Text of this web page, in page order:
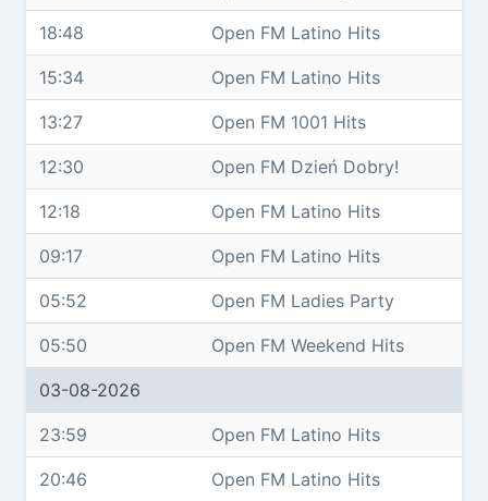
18:48 Open FM Latino Hits
15:34 Open FM Latino Hits
13:27 Open FM 1001 Hits
12:30 Open FM Dzień Dobry!
12:18 Open FM Latino Hits
09:17 Open FM Latino Hits
05:52 Open FM Ladies Party
05:50 Open FM Weekend Hits
03-08-2026
23:59 Open FM Latino Hits
20:46 Open FM Latino Hits